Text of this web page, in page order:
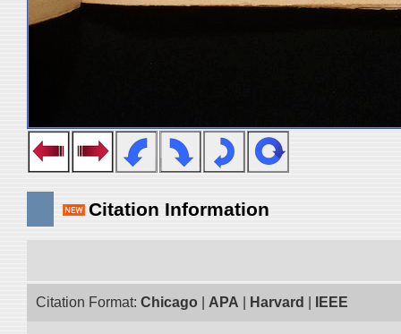
Citation Information
Citation Format: Chicago APA Harvard IEEE